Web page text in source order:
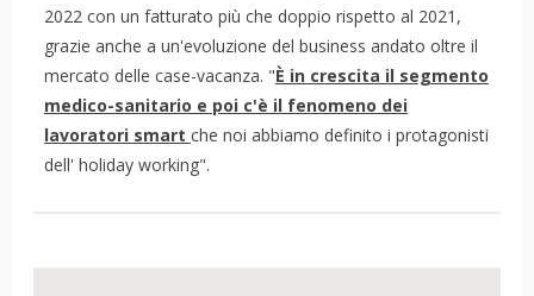
2022 con un fatturato più che doppio rispetto al 2021,
grazie anche a un'evoluzione del business andato oltre il
mercato delle case-vacanza. "È in crescita il segmento
medico-sanitario e poi c'è il fenomeno dei
lavoratori smart che noi abbiamo definito i protagonisti
dell' holiday working".